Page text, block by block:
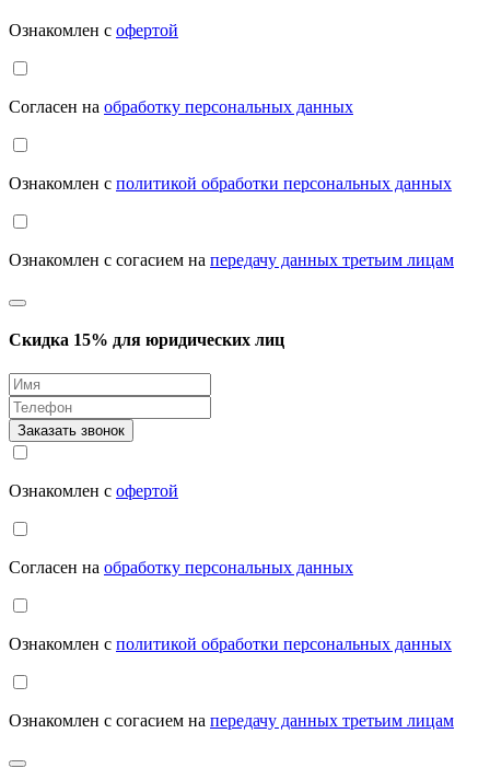
Ознакомлен с офертой
Согласен на обработку персональных данных
Ознакомлен с политикой обработки персональных данных
Ознакомлен с согасием на передачу данных третьим лицам
Скидка 15% для юридических лиц
Заказать звонок
Ознакомлен с офертой
Согласен на обработку персональных данных
Ознакомлен с политикой обработки персональных данных
Ознакомлен с согасием на передачу данных третьим лицам